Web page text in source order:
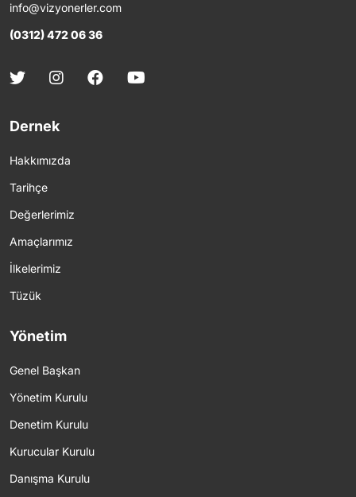
info@vizyonerler.com
(0312) 472 06 36
Dernek
Hakkımızda
Tarihçe
Değerlerimiz
Amaçlarımız
İlkelerimiz
Tüzük
Yönetim
Genel Başkan
Yönetim Kurulu
Denetim Kurulu
Kurucular Kurulu
Danışma Kurulu